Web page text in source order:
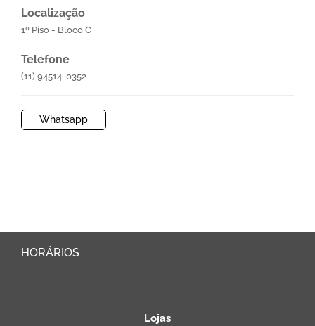
Localização
1º Piso - Bloco C
Telefone
(11) 94514-0352
Whatsapp
HORÁRIOS
Lojas